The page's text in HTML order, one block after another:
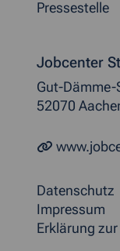
Pressestelle
Jobcenter
Gut-Dämme-
52070
Datenschutz
Impressum
Erklärung